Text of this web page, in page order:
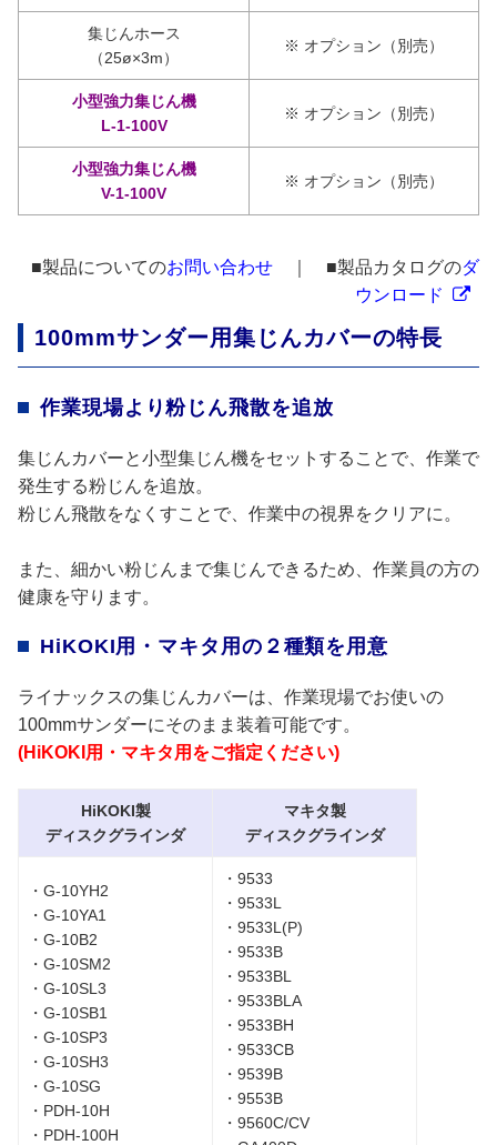
集じんホース
（25ø×3m）
※ オプション（別売）
小型強力集じん機
L-1-100V
※ オプション（別売）
小型強力集じん機
V-1-100V
※ オプション（別売）
■製品についてのお問い合わせ ｜ ■製品カタログのダ
ウンロード
100mmサンダー用集じんカバーの特長
作業現場より粉じん飛散を追放
集じんカバーと小型集じん機をセットすることで、作業で
発生する粉じんを追放。
粉じん飛散をなくすことで、作業中の視界をクリアに。
また、細かい粉じんまで集じんできるため、作業員の方の
健康を守ります。
HiKOKI用・マキタ用の２種類を用意
ライナックスの集じんカバーは、作業現場でお使いの
100mmサンダーにそのまま装着可能です。
(HiKOKI用・マキタ用をご指定ください)
HiKOKI製
ディスクグラインダ
マキタ製
ディスクグラインダ
・G-10YH2
・G-10YA1
・G-10B2
・G-10SM2
・G-10SL3
・G-10SB1
・G-10SP3
・G-10SH3
・G-10SG
・PDH-10H
・PDH-100H
・9533
・9533L
・9533L(P)
・9533B
・9533BL
・9533BLA
・9533BH
・9533CB
・9539B
・9553B
・9560C/CV